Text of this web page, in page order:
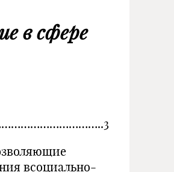
в сфере
всоциально-